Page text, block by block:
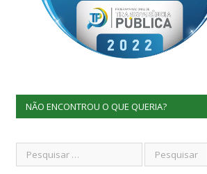
NÃO ENCONTROU O QUE QUERIA?